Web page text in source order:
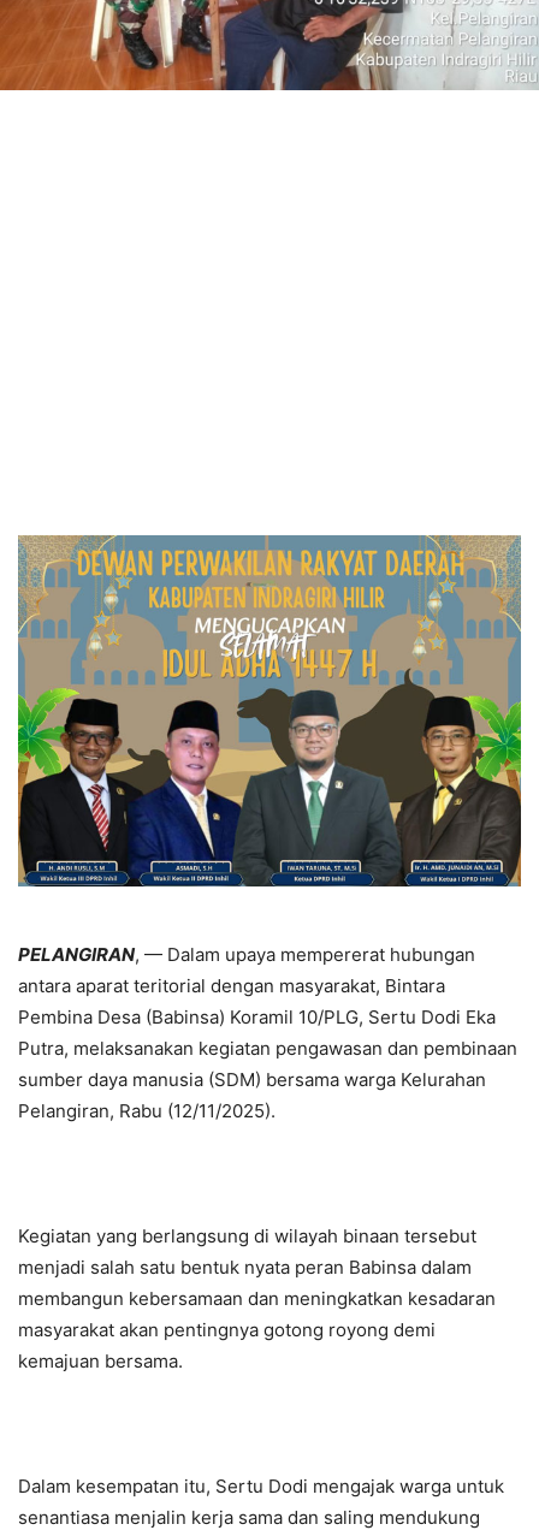
PELANGIRAN, — Dalam upaya mempererat hubungan
antara aparat teritorial dengan masyarakat, Bintara
Pembina Desa (Babinsa) Koramil 10/PLG, Sertu Dodi Eka
Putra, melaksanakan kegiatan pengawasan dan pembinaan
sumber daya manusia (SDM) bersama warga Kelurahan
Pelangiran, Rabu (12/11/2025).
Kegiatan yang berlangsung di wilayah binaan tersebut
menjadi salah satu bentuk nyata peran Babinsa dalam
membangun kebersamaan dan meningkatkan kesadaran
masyarakat akan pentingnya gotong royong demi
kemajuan bersama.
Dalam kesempatan itu, Sertu Dodi mengajak warga untuk
senantiasa menjalin kerja sama dan saling mendukung